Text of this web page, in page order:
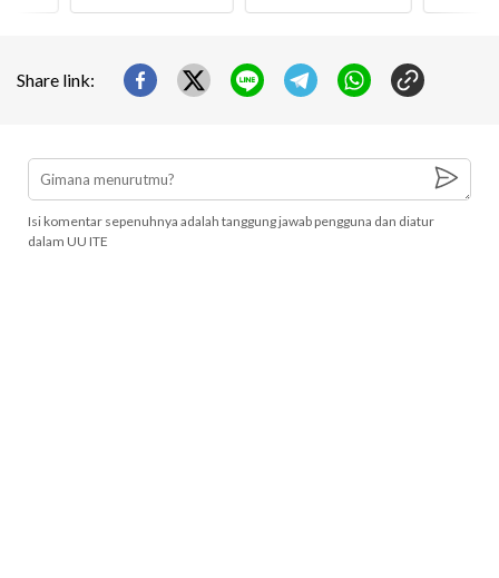
Share link:
Isi komentar sepenuhnya adalah tanggung jawab pengguna dan diatur
dalam UU ITE